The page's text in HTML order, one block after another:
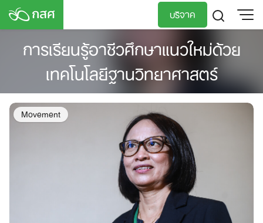
Skip
บริจาค
TH
EN
การเรียนรู้อาชีวศึกษาแนวใหม่ด้วย
เทคโนโลยีฐานวิทยาศาสตร์
Movement